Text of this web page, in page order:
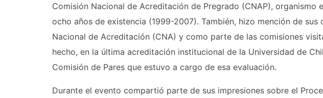
Comisión Nacional de Acreditación de Pregrado (CNAP), organismo
ocho años de existencia (1999-2007). También, hizo mención de sus
Nacional de Acreditación (CNA) y como parte de las comisiones
hecho, en la última acreditación institucional de la Universidad de
Comisión de Pares que estuvo a cargo de esa evaluación.
Durante el evento compartió parte de sus impresiones sobre el